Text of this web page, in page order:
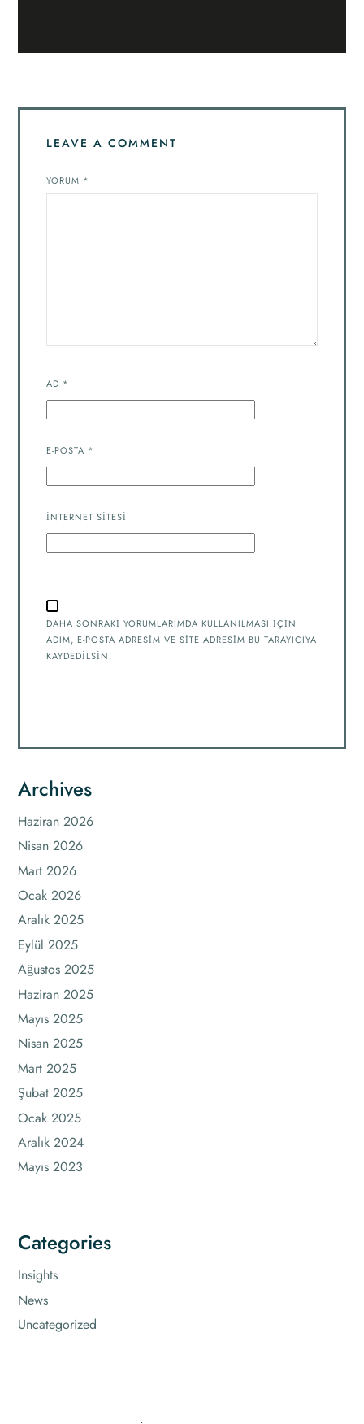
LEAVE A COMMENT
YORUM *
AD *
E-POSTA *
İNTERNET SITESI
DAHA SONRAKI YORUMLARIMDA KULLANILMASI IÇIN
ADIM, E-POSTA ADRESIM VE SITE ADRESIM BU TARAYICIYA
KAYDEDILSIN.
Archives
Haziran 2026
Nisan 2026
Mart 2026
Ocak 2026
Aralık 2025
Eylül 2025
Ağustos 2025
Haziran 2025
Mayıs 2025
Nisan 2025
Mart 2025
Şubat 2025
Ocak 2025
Aralık 2024
Mayıs 2023
Categories
Insights
News
Uncategorized